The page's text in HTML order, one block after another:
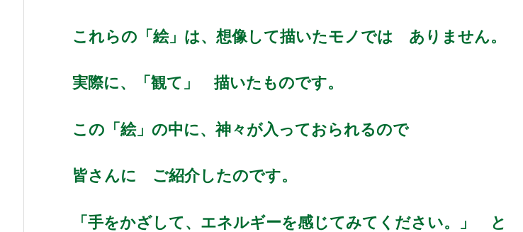
これらの「絵」は、想像して描いたモノでは ありません。
実際に、「観て」 描いたものです。
この「絵」の中に、神々が入っておられるので
皆さんに ご紹介したのです。
「手をかざして、エネルギーを感じてみてください。」 と